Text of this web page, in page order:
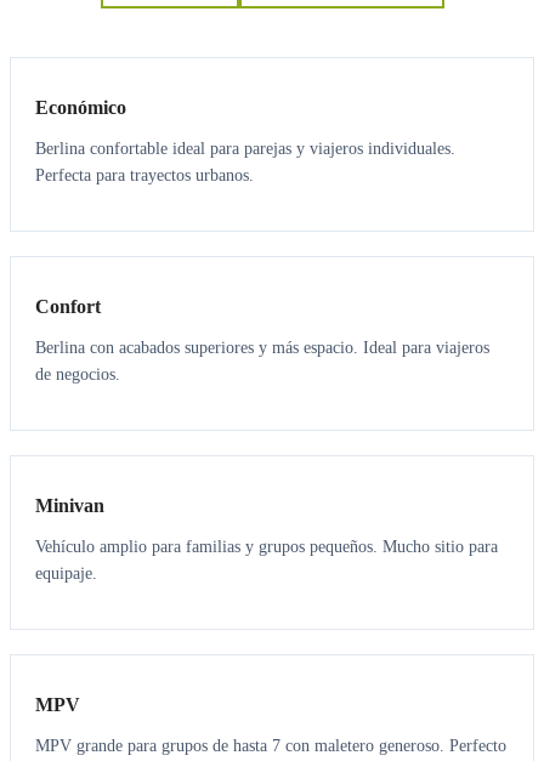
Económico
Berlina confortable ideal para parejas y viajeros individuales.
Perfecta para trayectos urbanos.
3 3
Confort
Berlina con acabados superiores y más espacio. Ideal para viajeros
de negocios.
6 5
Minivan
Vehículo amplio para familias y grupos pequeños. Mucho sitio para
equipaje.
7 7
MPV
MPV grande para grupos de hasta 7 con maletero generoso. Perfecto